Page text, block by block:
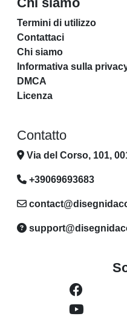
Termini di utilizzo
Contattaci
Chi siamo
Informativa sulla
DMCA
Licenza
Contatto
Via del Corso, 101,
+39069693683